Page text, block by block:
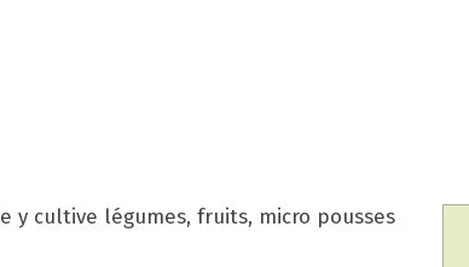
y cultive légumes, fruits, micro pousses